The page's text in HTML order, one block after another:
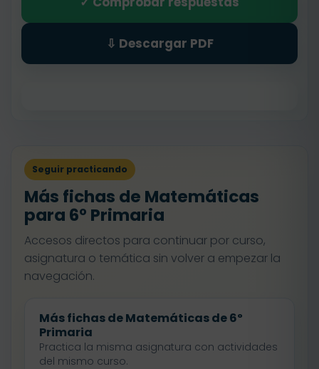
⇩ Descargar PDF
Seguir practicando
Más fichas de Matemáticas
para 6º Primaria
Accesos directos para continuar por curso,
asignatura o temática sin volver a empezar la
navegación.
Más fichas de Matemáticas de 6º
Primaria
Practica la misma asignatura con actividades
del mismo curso.